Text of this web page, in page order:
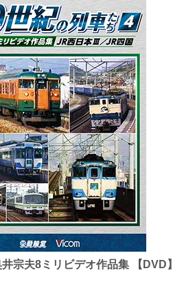
宗夫8ミリビデオ作品集 【DVD】